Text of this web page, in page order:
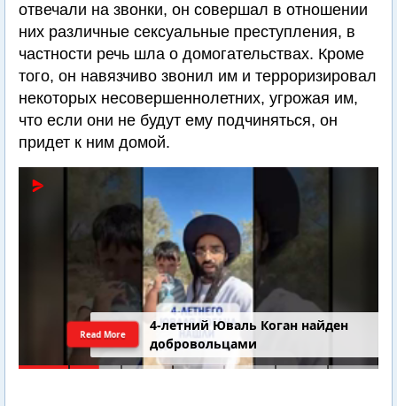
отвечали на звонки, он совершал в отношении
них различные сексуальные преступления, в
частности речь шла о домогательствах. Кроме
того, он навязчиво звонил им и терроризировал
некоторых несовершеннолетних, угрожая им,
что если они не будут ему подчиняться, он
придет к ним домой.
4-летний Юваль Коган найден
добровольцами
Read More